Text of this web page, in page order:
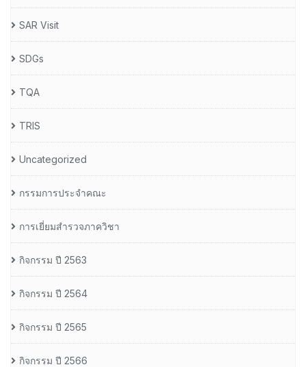
SAR Visit
SDGs
TQA
TRIS
Uncategorized
กรรมการประจำคณะ
การเยี่ยมสำรวจภาควิชา
กิจกรรม ปี 2563
กิจกรรม ปี 2564
กิจกรรม ปี 2565
กิจกรรม ปี 2566